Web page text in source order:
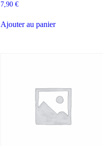
7,90 €
Ajouter au panier